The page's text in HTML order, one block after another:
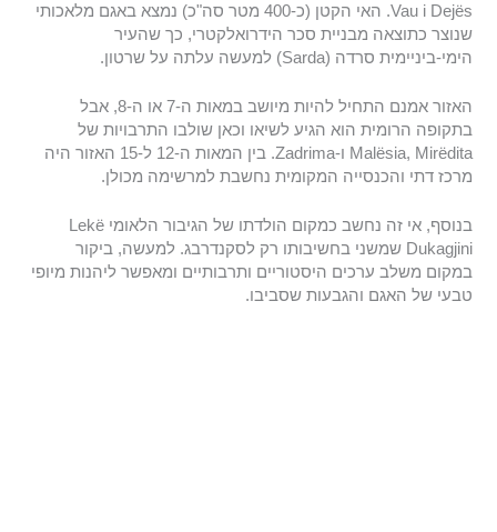
Vau i Dejës. האי הקטן (כ-400 מטר סה"כ) נמצא באגם מלאכותי
שנוצר כתוצאה מבניית סכר הידרואלקטרי, כך שהעיר
הימי-ביניימית סרדה (Sarda) למעשה עלתה על שרטון.
האזור אמנם התחיל להיות מיושב במאות ה-7 או ה-8, אבל
בתקופה הרומית הוא הגיע לשיאו וכאן שולבו התרבויות של
Malësia, Mirëdita ו-Zadrima. בין המאות ה-12 ל-15 האזור היה
מרכז דתי והכנסייה המקומית נחשבת למרשימה מכולן.
בנוסף, אי זה נחשב כמקום הולדתו של הגיבור הלאומי Lekë
Dukagjini שמשני בחשיבותו רק לסקנדרבג. למעשה, ביקור
במקום משלב ערכים היסטוריים ותרבותיים ומאפשר ליהנות מיופי
טבעי של האגם והגבעות שסביבו.